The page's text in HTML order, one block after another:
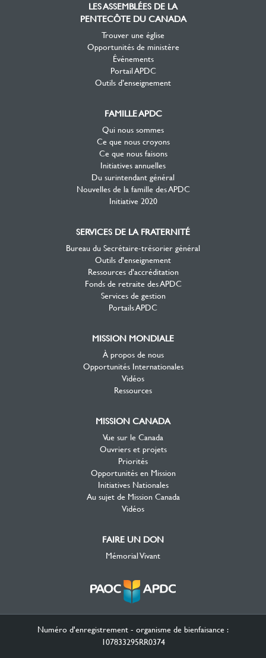
LES ASSEMBLÉES DE LA
PENTECÔTE DU CANADA
Trouver une église
Opportunités de ministère
Événements
Portail APDC
Outils d’enseignement
FAMILLE APDC
Qui nous sommes
Ce que nous croyons
Ce que nous faisons
Initiatives annuelles
Du surintendant général
Nouvelles de la famille des APDC
Initiative 2020
SERVICES DE LA FRATERNITÉ
Bureau du Secrétaire-trésorier général
Outils d'enseignement
Ressources d'accréditation
Fonds de retraite des APDC
Services de gestion
Portails APDC
MISSION MONDIALE
À propos de nous
Opportunités Internationales
Vidéos
Ressources
MISSION CANADA
Vue sur le Canada
Ouvriers et projets
Priorités
Opportunités en Mission
Initiatives Nationales
Au sujet de Mission Canada
Vidéos
FAIRE UN DON
Mémorial Vivant
Numéro d'enregistrement - organisme de bienfaisance :
107833295RR0374